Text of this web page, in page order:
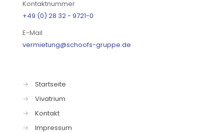
Kontaktnummer
+49 (0) 28 32 - 9721-0
E-Mail
vermietung@schoofs-gruppe.de
→
Startseite
→
Vivatrium
→
Kontakt
→
Impressum